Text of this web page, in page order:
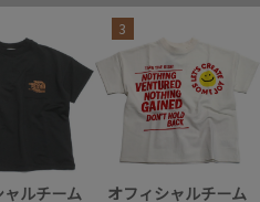
ャルチーム
3
オフィシャルチーム